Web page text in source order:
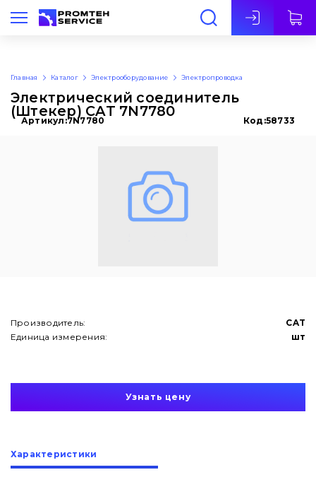
Рус
О нас
Главная Каталог Электрооборудование Электропроводка
Электрический соединитель
(Штекер) CAT 7N7780
Артикул:7N7780 Код:58733
Производитель:
CAT
Единица измерения:
шт
Узнать цену
Характеристики